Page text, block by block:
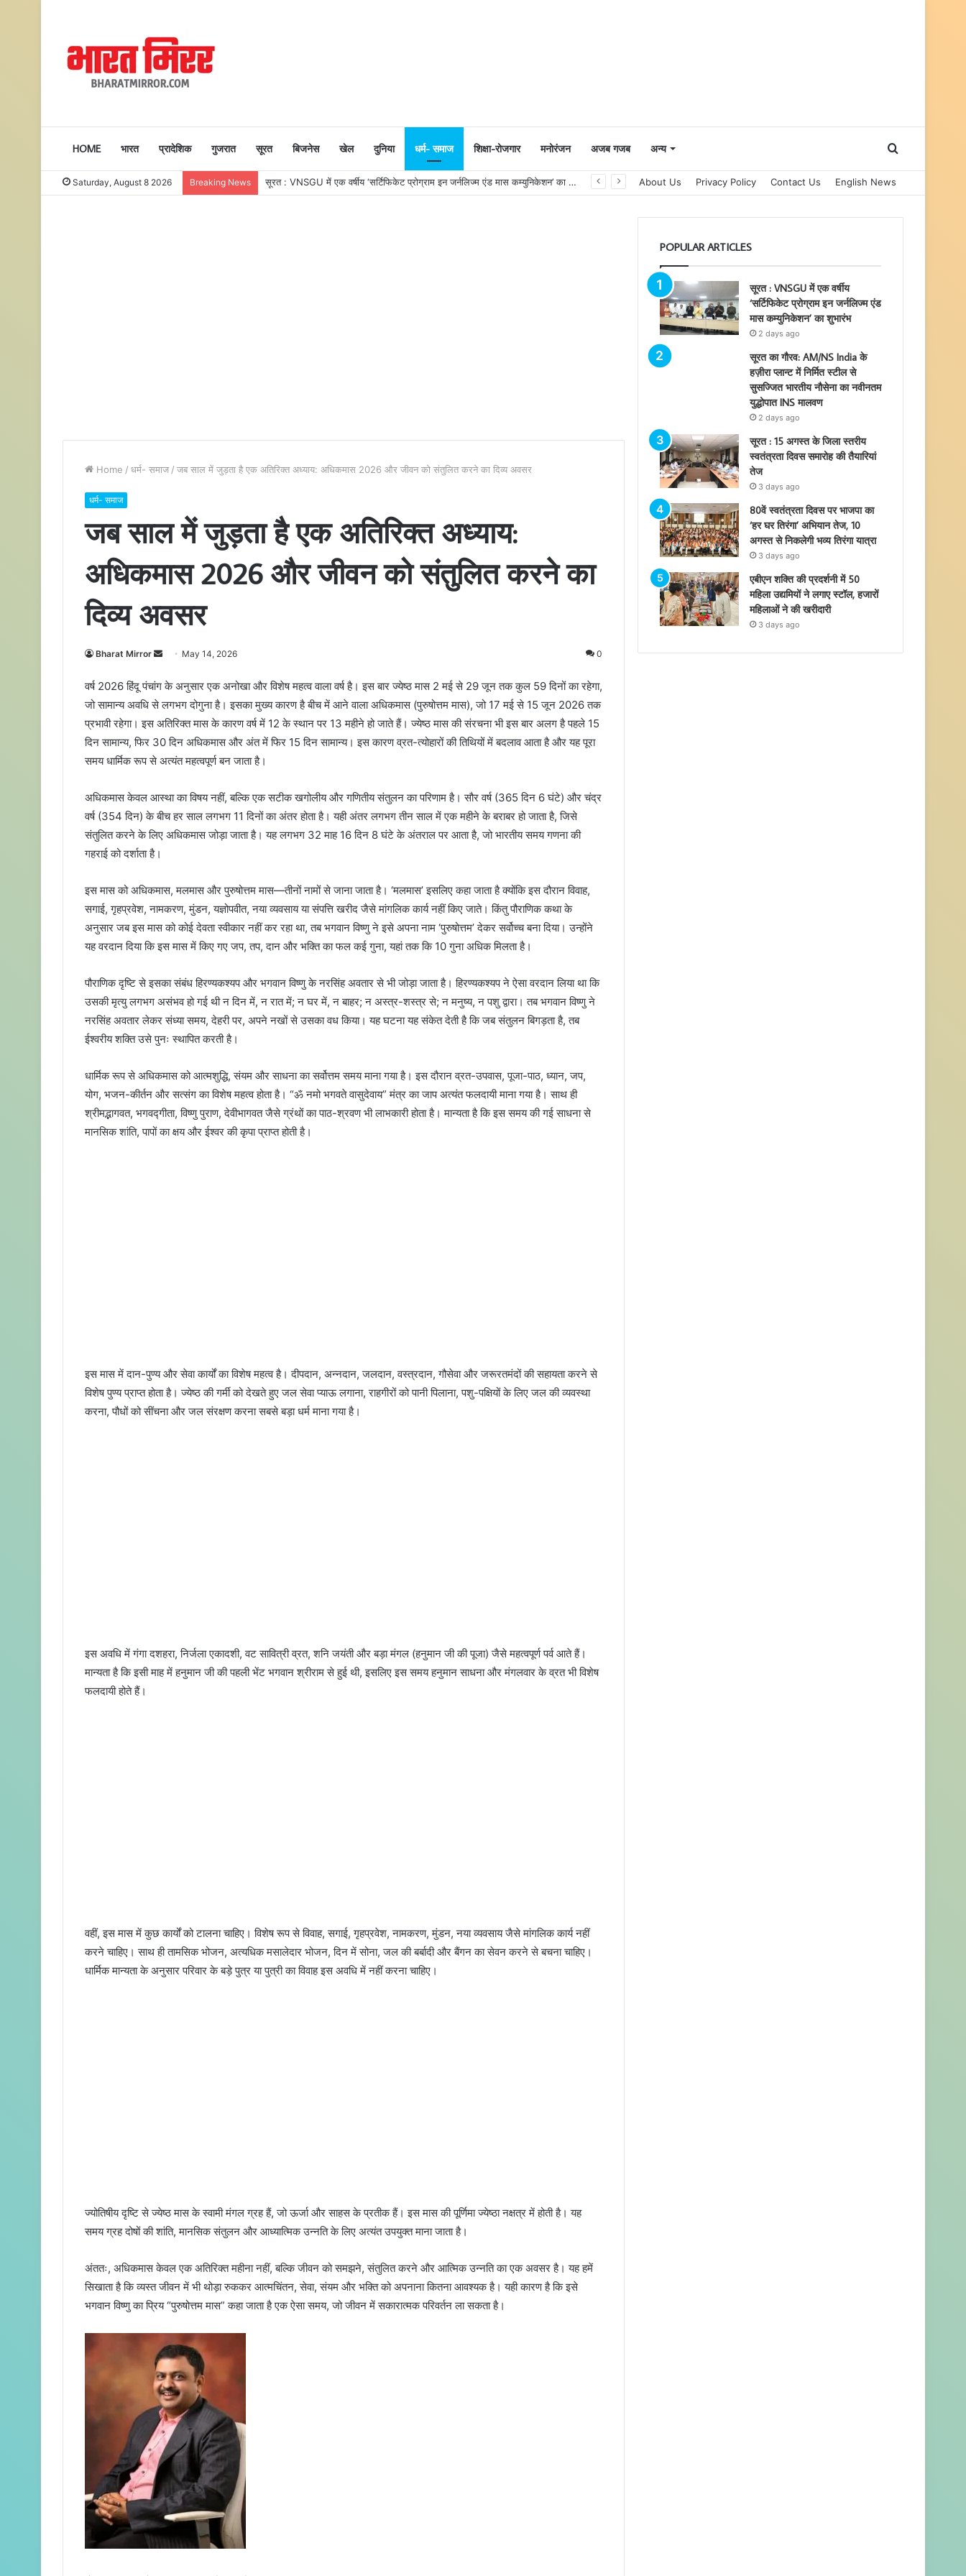
HOME भारत प्रादेशिक गुजरात सूरत बिजनेस खेल दुनिया धर्म- समाज शिक्षा-रोजगार मनोरंजन अजब गजब अन्य Search
for
Saturday, August 8 2026 Breaking News सूरत : VNSGU में एक वर्षीय ‘सर्टिफिकेट प्रोग्राम इन जर्नलिज्म एंड मास कम्युनिकेशन’ का शुभारंभ About Us Privacy Policy Contact Us English News
Home / धर्म- समाज / जब साल में जुड़ता है एक अतिरिक्त अध्याय: अधिकमास 2026 और जीवन को संतुलित करने का दिव्य अवसर
धर्म- समाज
जब साल में जुड़ता है एक अतिरिक्त अध्याय:
अधिकमास 2026 और जीवन को संतुलित करने का
दिव्य अवसर
Bharat Mirror
n
d
a
n
e
a
i
May 14, 2026 0
वर्ष 2026 हिंदू पंचांग के अनुसार एक अनोखा और विशेष महत्व वाला वर्ष है। इस बार ज्येष्ठ मास 2 मई से 29 जून तक कुल 59 दिनों का रहेगा,
जो सामान्य अवधि से लगभग दोगुना है। इसका मुख्य कारण है बीच में आने वाला अधिकमास (पुरुषोत्तम मास), जो 17 मई से 15 जून 2026 तक
प्रभावी रहेगा। इस अतिरिक्त मास के कारण वर्ष में 12 के स्थान पर 13 महीने हो जाते हैं। ज्येष्ठ मास की संरचना भी इस बार अलग है पहले 15
दिन सामान्य, फिर 30 दिन अधिकमास और अंत में फिर 15 दिन सामान्य। इस कारण व्रत-त्योहारों की तिथियों में बदलाव आता है और यह पूरा
समय धार्मिक रूप से अत्यंत महत्वपूर्ण बन जाता है।
अधिकमास केवल आस्था का विषय नहीं, बल्कि एक सटीक खगोलीय और गणितीय संतुलन का परिणाम है। सौर वर्ष (365 दिन 6 घंटे) और चंद्र
वर्ष (354 दिन) के बीच हर साल लगभग 11 दिनों का अंतर होता है। यही अंतर लगभग तीन साल में एक महीने के बराबर हो जाता है, जिसे
संतुलित करने के लिए अधिकमास जोड़ा जाता है। यह लगभग 32 माह 16 दिन 8 घंटे के अंतराल पर आता है, जो भारतीय समय गणना की
गहराई को दर्शाता है।
इस मास को अधिकमास, मलमास और पुरुषोत्तम मास—तीनों नामों से जाना जाता है। ‘मलमास’ इसलिए कहा जाता है क्योंकि इस दौरान विवाह,
सगाई, गृहप्रवेश, नामकरण, मुंडन, यज्ञोपवीत, नया व्यवसाय या संपत्ति खरीद जैसे मांगलिक कार्य नहीं किए जाते। किंतु पौराणिक कथा के
अनुसार जब इस मास को कोई देवता स्वीकार नहीं कर रहा था, तब भगवान विष्णु ने इसे अपना नाम ‘पुरुषोत्तम’ देकर सर्वोच्च बना दिया। उन्होंने
यह वरदान दिया कि इस मास में किए गए जप, तप, दान और भक्ति का फल कई गुना, यहां तक कि 10 गुना अधिक मिलता है।
पौराणिक दृष्टि से इसका संबंध हिरण्यकश्यप और भगवान विष्णु के नरसिंह अवतार से भी जोड़ा जाता है। हिरण्यकश्यप ने ऐसा वरदान लिया था कि
उसकी मृत्यु लगभग असंभव हो गई थी न दिन में, न रात में; न घर में, न बाहर; न अस्त्र-शस्त्र से; न मनुष्य, न पशु द्वारा। तब भगवान विष्णु ने
नरसिंह अवतार लेकर संध्या समय, देहरी पर, अपने नखों से उसका वध किया। यह घटना यह संकेत देती है कि जब संतुलन बिगड़ता है, तब
ईश्वरीय शक्ति उसे पुनः स्थापित करती है।
धार्मिक रूप से अधिकमास को आत्मशुद्धि, संयम और साधना का सर्वोत्तम समय माना गया है। इस दौरान व्रत-उपवास, पूजा-पाठ, ध्यान, जप,
योग, भजन-कीर्तन और सत्संग का विशेष महत्व होता है। “ॐ नमो भगवते वासुदेवाय” मंत्र का जाप अत्यंत फलदायी माना गया है। साथ ही
श्रीमद्भागवत, भगवद्गीता, विष्णु पुराण, देवीभागवत जैसे ग्रंथों का पाठ-श्रवण भी लाभकारी होता है। मान्यता है कि इस समय की गई साधना से
मानसिक शांति, पापों का क्षय और ईश्वर की कृपा प्राप्त होती है।
इस मास में दान-पुण्य और सेवा कार्यों का विशेष महत्व है। दीपदान, अन्नदान, जलदान, वस्त्रदान, गौसेवा और जरूरतमंदों की सहायता करने से
विशेष पुण्य प्राप्त होता है। ज्येष्ठ की गर्मी को देखते हुए जल सेवा प्याऊ लगाना, राहगीरों को पानी पिलाना, पशु-पक्षियों के लिए जल की व्यवस्था
करना, पौधों को सींचना और जल संरक्षण करना सबसे बड़ा धर्म माना गया है।
इस अवधि में गंगा दशहरा, निर्जला एकादशी, वट सावित्री व्रत, शनि जयंती और बड़ा मंगल (हनुमान जी की पूजा) जैसे महत्वपूर्ण पर्व आते हैं।
मान्यता है कि इसी माह में हनुमान जी की पहली भेंट भगवान श्रीराम से हुई थी, इसलिए इस समय हनुमान साधना और मंगलवार के व्रत भी विशेष
फलदायी होते हैं।
वहीं, इस मास में कुछ कार्यों को टालना चाहिए। विशेष रूप से विवाह, सगाई, गृहप्रवेश, नामकरण, मुंडन, नया व्यवसाय जैसे मांगलिक कार्य नहीं
करने चाहिए। साथ ही तामसिक भोजन, अत्यधिक मसालेदार भोजन, दिन में सोना, जल की बर्बादी और बैंगन का सेवन करने से बचना चाहिए।
धार्मिक मान्यता के अनुसार परिवार के बड़े पुत्र या पुत्री का विवाह इस अवधि में नहीं करना चाहिए।
ज्योतिषीय दृष्टि से ज्येष्ठ मास के स्वामी मंगल ग्रह हैं, जो ऊर्जा और साहस के प्रतीक हैं। इस मास की पूर्णिमा ज्येष्ठा नक्षत्र में होती है। यह
समय ग्रह दोषों की शांति, मानसिक संतुलन और आध्यात्मिक उन्नति के लिए अत्यंत उपयुक्त माना जाता है।
अंततः, अधिकमास केवल एक अतिरिक्त महीना नहीं, बल्कि जीवन को समझने, संतुलित करने और आत्मिक उन्नति का एक अवसर है। यह हमें
सिखाता है कि व्यस्त जीवन में भी थोड़ा रुककर आत्मचिंतन, सेवा, संयम और भक्ति को अपनाना कितना आवश्यक है। यही कारण है कि इसे
भगवान विष्णु का प्रिय “पुरुषोत्तम मास” कहा जाता है एक ऐसा समय, जो जीवन में सकारात्मक परिवर्तन ला सकता है।
POPULAR ARTICLES
सूरत : VNSGU में एक वर्षीय
‘सर्टिफिकेट प्रोग्राम इन जर्नलिज्म एंड
मास कम्युनिकेशन’ का शुभारंभ
2 days ago
सूरत का गौरव: AM/NS India के
हज़ीरा प्लान्ट में निर्मित स्टील से
सुसज्जित भारतीय नौसेना का नवीनतम
युद्धोपात INS मालवण
2 days ago
सूरत : 15 अगस्त के जिला स्तरीय
स्वतंत्रता दिवस समारोह की तैयारियां
तेज
3 days ago
80वें स्वतंत्रता दिवस पर भाजपा का
‘हर घर तिरंगा’ अभियान तेज, 10
अगस्त से निकलेगी भव्य तिरंगा यात्रा
3 days ago
एबीएन शक्ति की प्रदर्शनी में 50
महिला उद्यमियों ने लगाए स्टॉल, हजारों
महिलाओं ने की खरीदारी
3 days ago